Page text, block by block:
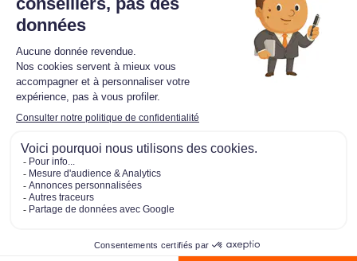
Foire aux questions
Qu’est-ce que je vais apprendre
avec le centre de formation
Optimhome ?